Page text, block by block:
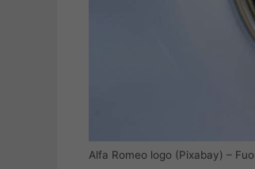
Alfa Romeo logo (Pixabay) –